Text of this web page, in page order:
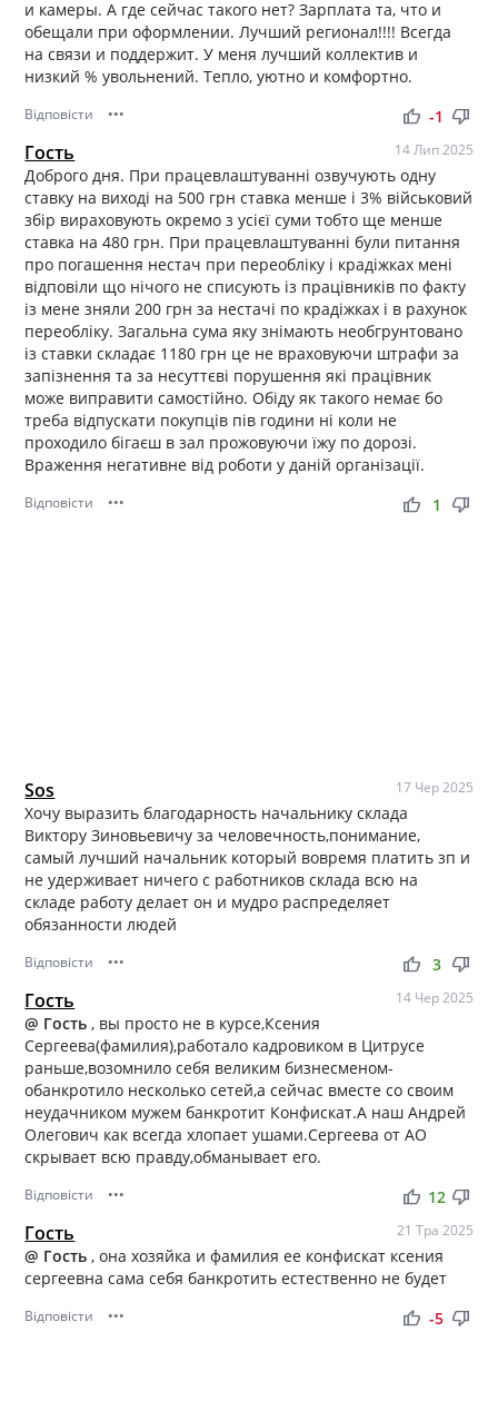
и камеры. А где сейчас такого нет? Зарплата та, что и
обещали при оформлении. Лучший регионал!!!! Всегда
на связи и поддержит. У меня лучший коллектив и
низкий % увольнений. Тепло, уютно и комфортно.
Відповісти ••• thumb_up thumb_down
-1
Гость 14 Лип 2025
Доброго дня. При працевлаштуванні озвучують одну
ставку на виході на 500 грн ставка менше і 3% військовий
збір вираховують окремо з усієї суми тобто ще менше
ставка на 480 грн. При працевлаштуванні були питання
про погашення нестач при переобліку і крадіжках мені
відповіли що нічого не списують із працівників по факту
із мене зняли 200 грн за нестачі по крадіжках і в рахунок
переобліку. Загальна сума яку знімають необгрунтовано
із ставки складає 1180 грн це не враховуючи штрафи за
запізнення та за несуттєві порушення які працівник
може виправити самостійно. Обіду як такого немає бо
треба відпускати покупців пів години ні коли не
проходило бігаєш в зал прожовуючи їжу по дорозі.
Враження негативне від роботи у даній організації.
Відповісти ••• thumb_up thumb_down
1
Sos 17 Чер 2025
Хочу выразить благодарность начальнику склада
Виктору Зиновьевичу за человечность,понимание,
самый лучший начальник который вовремя платить зп и
не удерживает ничего с работников склада всю на
складе работу делает он и мудро распределяет
обязанности людей
Відповісти ••• thumb_up thumb_down
3
Гость 14 Чер 2025
@ Гость, вы просто не в курсе,Ксения
Сергеева(фамилия),работало кадровиком в Цитрусе
раньше,возомнило себя великим бизнесменом-
обанкротило несколько сетей,а сейчас вместе со своим
неудачником мужем банкротит Конфискат.А наш Андрей
Олегович как всегда хлопает ушами.Сергеева от АО
скрывает всю правду,обманывает его.
Відповісти ••• thumb_up thumb_down
12
Гость 21 Тра 2025
@ Гость, она хозяйка и фамилия ее конфискат ксения
сергеевна сама себя банкротить естественно не будет
Відповісти ••• thumb_up thumb_down
-5